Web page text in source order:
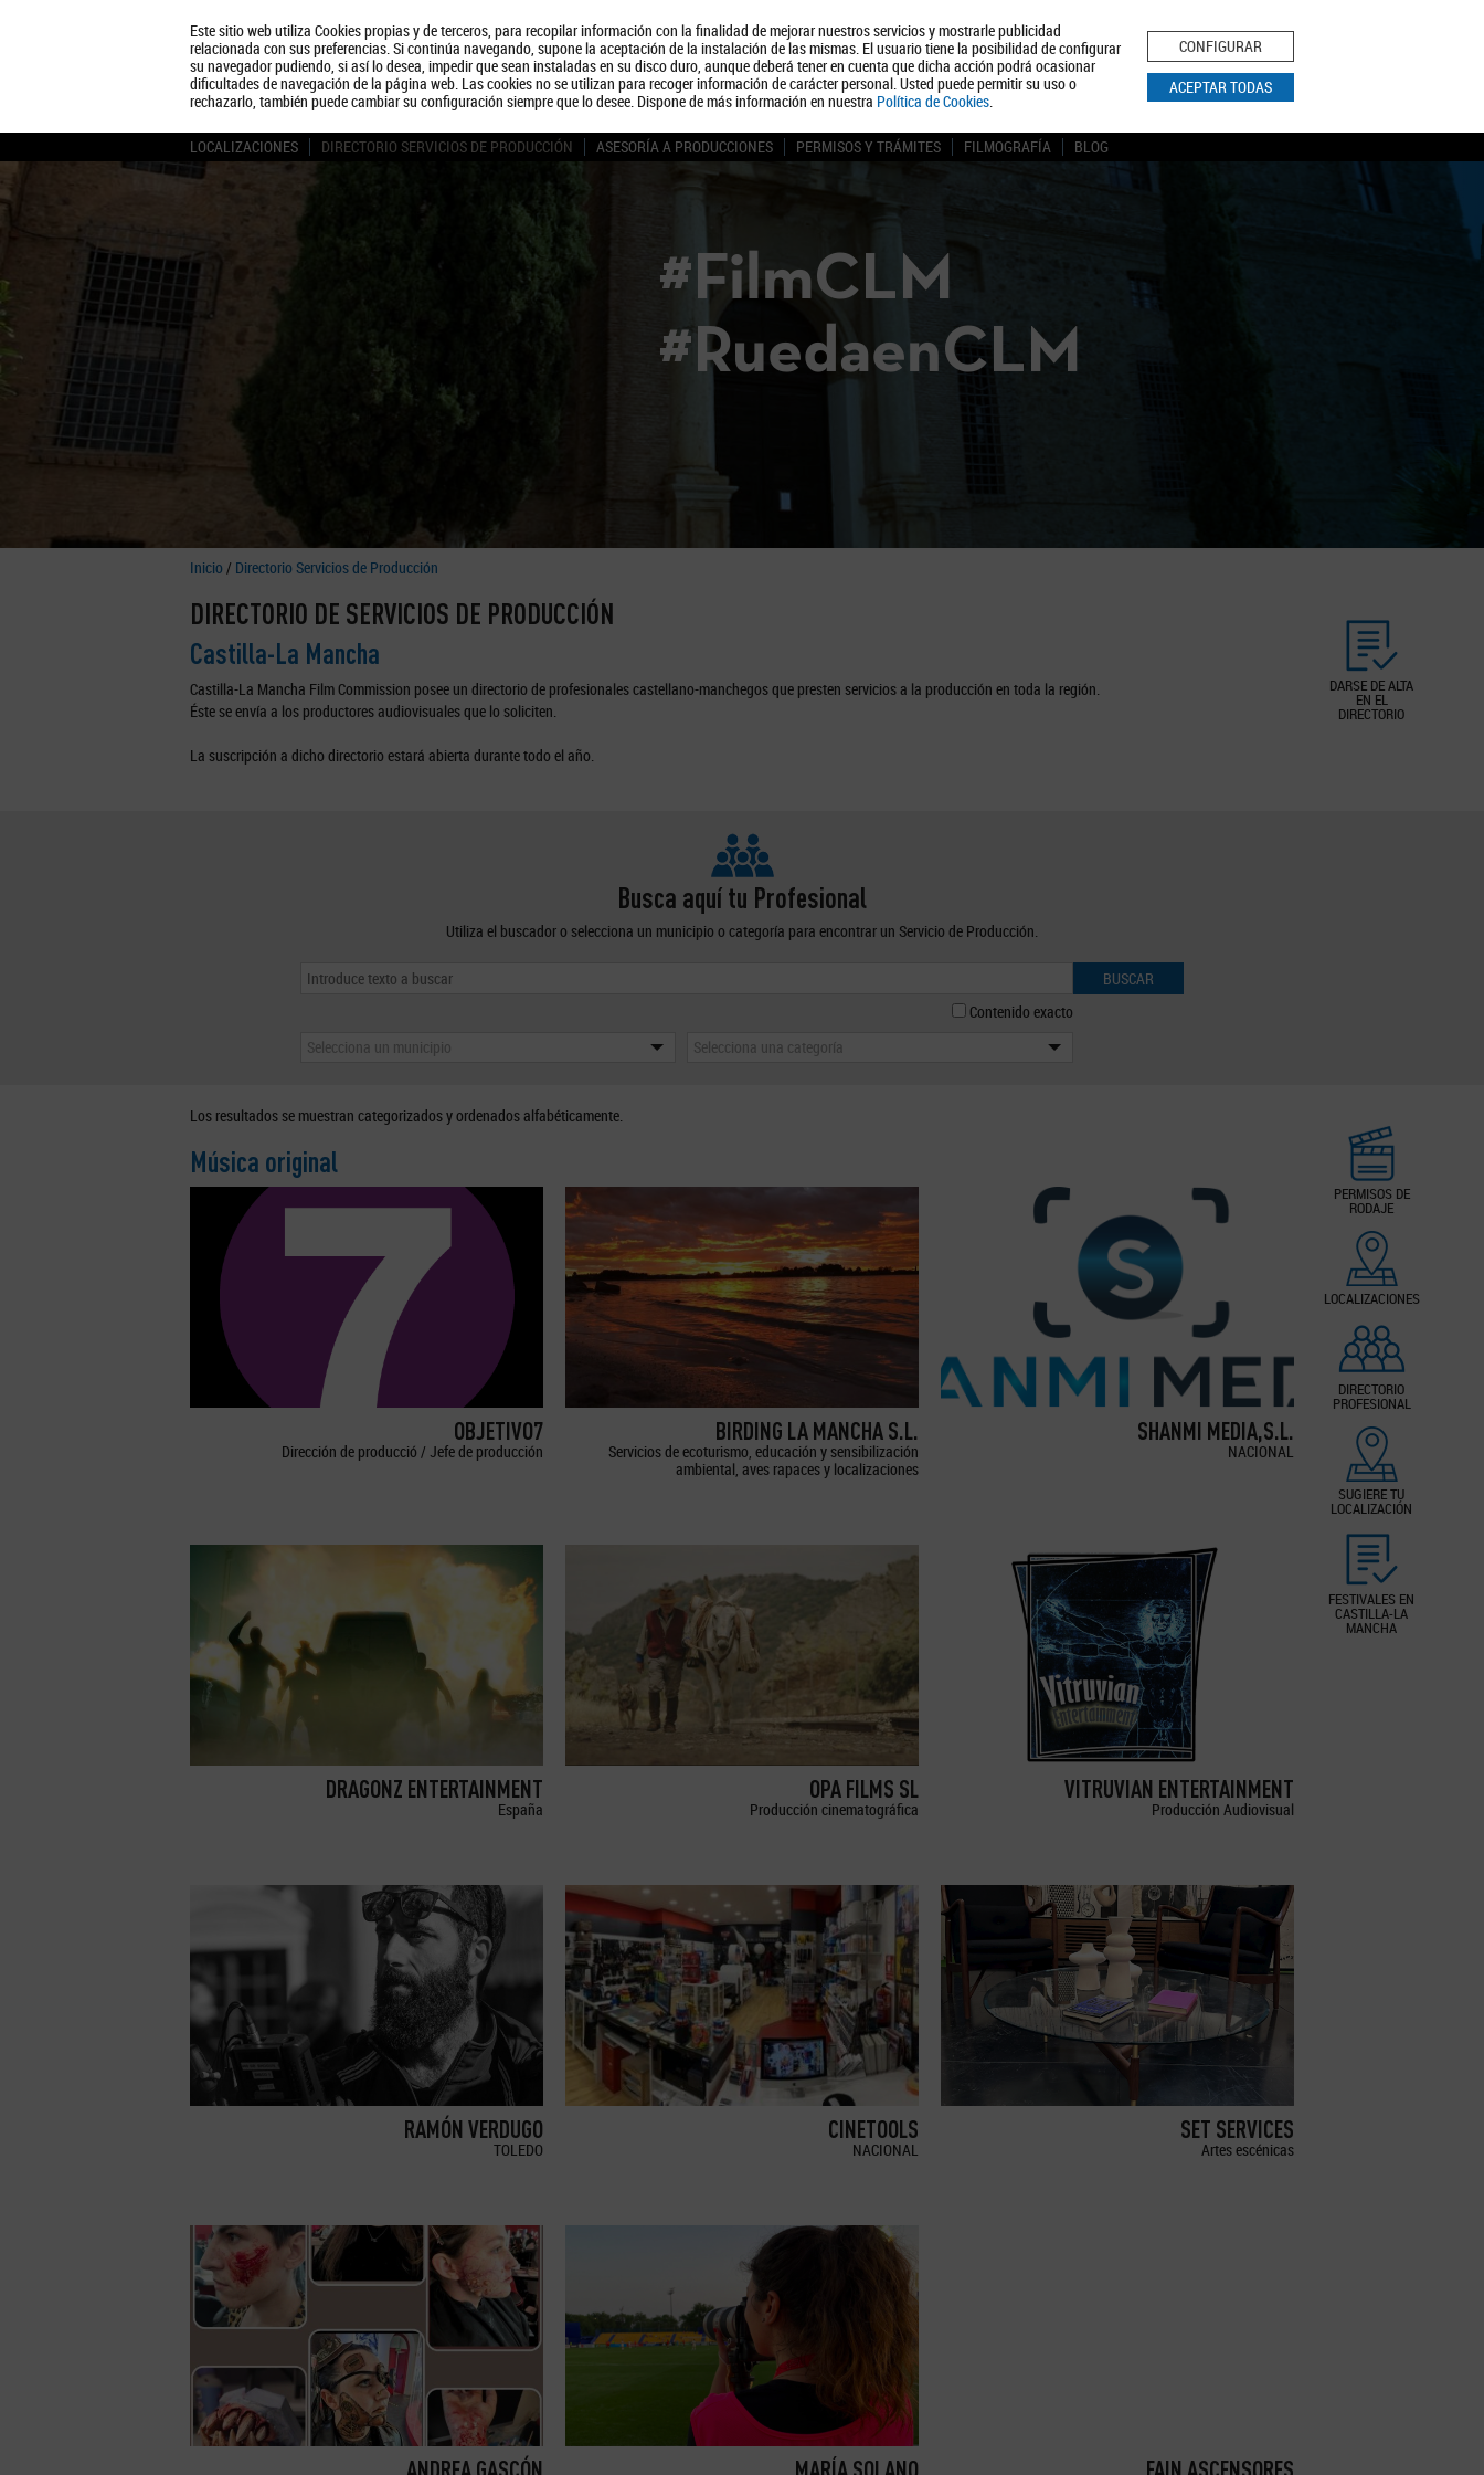
Este sitio web utiliza Cookies propias y de terceros, para recopilar información con la finalidad de mejorar nuestros servicios y mostrarle publicidad
relacionada con sus preferencias. Si continúa navegando, supone la aceptación de la instalación de las mismas. El usuario tiene la posibilidad de configurar
su navegador pudiendo, si así lo desea, impedir que sean instaladas en su disco duro, aunque deberá tener en cuenta que dicha acción podrá ocasionar
dificultades de navegación de la página web. Las cookies no se utilizan para recoger información de carácter personal. Usted puede permitir su uso o
rechazarlo, también puede cambiar su configuración siempre que lo desee. Dispone de más información en nuestra Política de Cookies.
CONFIGURAR
ACEPTAR TODAS
Quiénes somos Turismo Política de Privacidad Aviso Legal Política de Cookies
BUSCAR
LOCALIZACIONES DIRECTORIO SERVICIOS DE PRODUCCIÓN ASESORÍA A PRODUCCIONES PERMISOS Y TRÁMITES FILMOGRAFÍA BLOG
#FilmCLM
#RuedaenCLM
Inicio / Directorio Servicios de Producción
DARSE DE ALTA
EN EL
DIRECTORIO
DIRECTORIO DE SERVICIOS DE PRODUCCIÓN
Castilla-La Mancha
Castilla-La Mancha Film Commission posee un directorio de profesionales castellano-manchegos que presten servicios a la producción en toda la región.
Éste se envía a los productores audiovisuales que lo soliciten.
La suscripción a dicho directorio estará abierta durante todo el año.
Busca aquí tu Profesional
Utiliza el buscador o selecciona un municipio o categoría para encontrar un Servicio de Producción.
BUSCAR
Contenido exacto
Selecciona un municipio
Selecciona una categoría
PERMISOS DE
RODAJE
LOCALIZACIONES
DIRECTORIO
PROFESIONAL
SUGIERE TU
LOCALIZACIÓN
FESTIVALES EN
CASTILLA-LA
MANCHA
Los resultados se muestran categorizados y ordenados alfabéticamente.
Música original
OBJETIVO7
Dirección de producció / Jefe de producción
BIRDING LA MANCHA S.L.
Servicios de ecoturismo, educación y sensibilización
ambiental, aves rapaces y localizaciones
SHANMI MEDIA,S.L.
NACIONAL
DRAGONZ ENTERTAINMENT
España
OPA FILMS SL
Producción cinematográfica
VITRUVIAN ENTERTAINMENT
Producción Audiovisual
RAMÓN VERDUGO
TOLEDO
CINETOOLS
NACIONAL
SET SERVICES
Artes escénicas
ANDREA GASCÓN MARÍA SOLANO FAIN ASCENSORES